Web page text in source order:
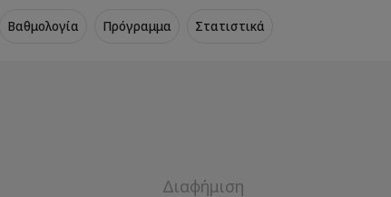
Βαθμολογία Πρόγραμμα Στατιστικά